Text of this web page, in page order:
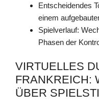
Entscheidendes
einem
Spielverlauf:
Phasen der
VIRTUELLES
FRANKREICH:
ÜBER